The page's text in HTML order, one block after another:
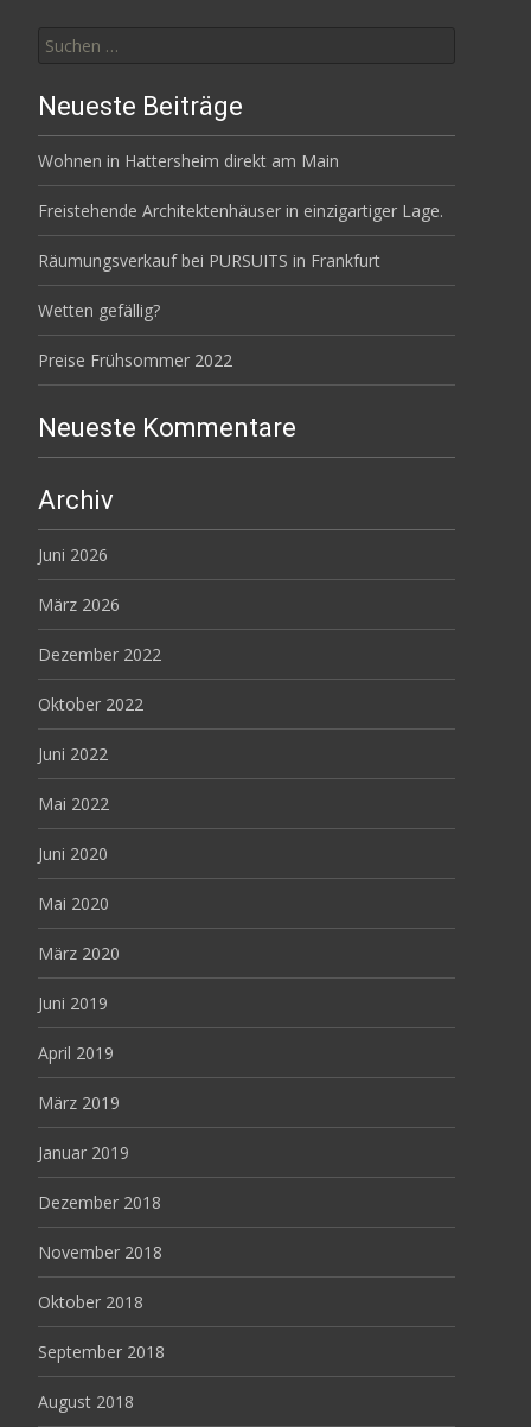
nach:
Neueste Beiträge
Wohnen in Hattersheim direkt am Main
Freistehende Architektenhäuser in einzigartiger Lage.
Räumungsverkauf bei PURSUITS in Frankfurt
Wetten gefällig?
Preise Frühsommer 2022
Neueste Kommentare
Archiv
Juni 2026
März 2026
Dezember 2022
Oktober 2022
Juni 2022
Mai 2022
Juni 2020
Mai 2020
März 2020
Juni 2019
April 2019
März 2019
Januar 2019
Dezember 2018
November 2018
Oktober 2018
September 2018
August 2018